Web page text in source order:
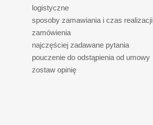
logistyczne
sposoby zamawiania i czas realizacji
zamówienia
najczęściej zadawane pytania
pouczenie do odstąpienia od umowy
zostaw opinię